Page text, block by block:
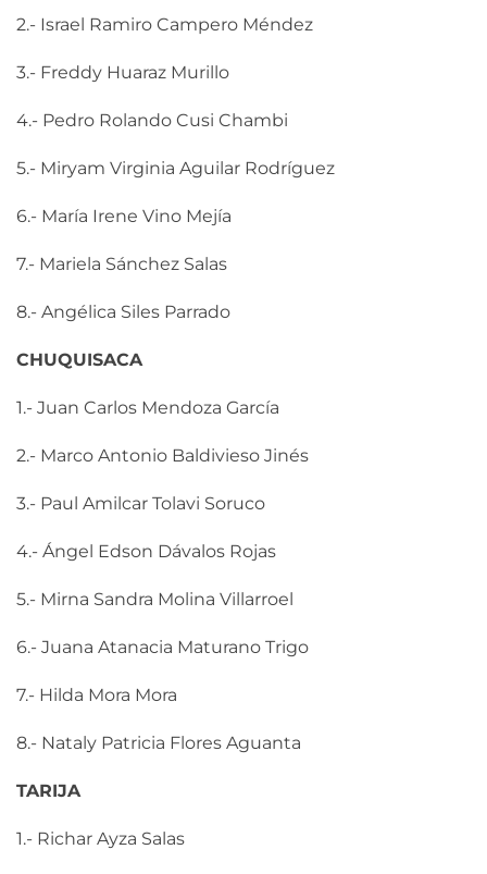
2.- Israel Ramiro Campero Méndez
3.- Freddy Huaraz Murillo
4.- Pedro Rolando Cusi Chambi
5.- Miryam Virginia Aguilar Rodríguez
6.- María Irene Vino Mejía
7.- Mariela Sánchez Salas
8.- Angélica Siles Parrado
CHUQUISACA
1.- Juan Carlos Mendoza García
2.- Marco Antonio Baldivieso Jinés
3.- Paul Amilcar Tolavi Soruco
4.- Ángel Edson Dávalos Rojas
5.- Mirna Sandra Molina Villarroel
6.- Juana Atanacia Maturano Trigo
7.- Hilda Mora Mora
8.- Nataly Patricia Flores Aguanta
TARIJA
1.- Richar Ayza Salas